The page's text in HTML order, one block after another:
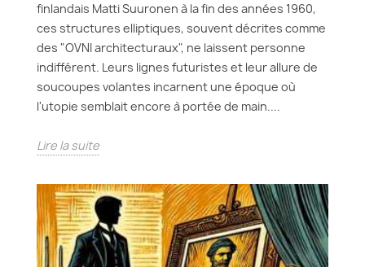
finlandais Matti Suuronen à la fin des années 1960,
ces structures elliptiques, souvent décrites comme
des "OVNI architecturaux", ne laissent personne
indifférent. Leurs lignes futuristes et leur allure de
soucoupes volantes incarnent une époque où
l'utopie semblait encore à portée de main....
Lire la suite